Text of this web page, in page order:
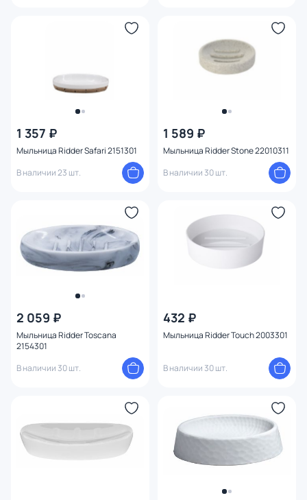
1 357 ₽
Мыльница Ridder Safari 2151301
В наличии 23 шт.
1 589 ₽
Мыльница Ridder Stone 22010311
В наличии 30 шт.
2 059 ₽
Мыльница Ridder Toscana
2154301
В наличии 30 шт.
432 ₽
Мыльница Ridder Touch 2003301
В наличии 30 шт.